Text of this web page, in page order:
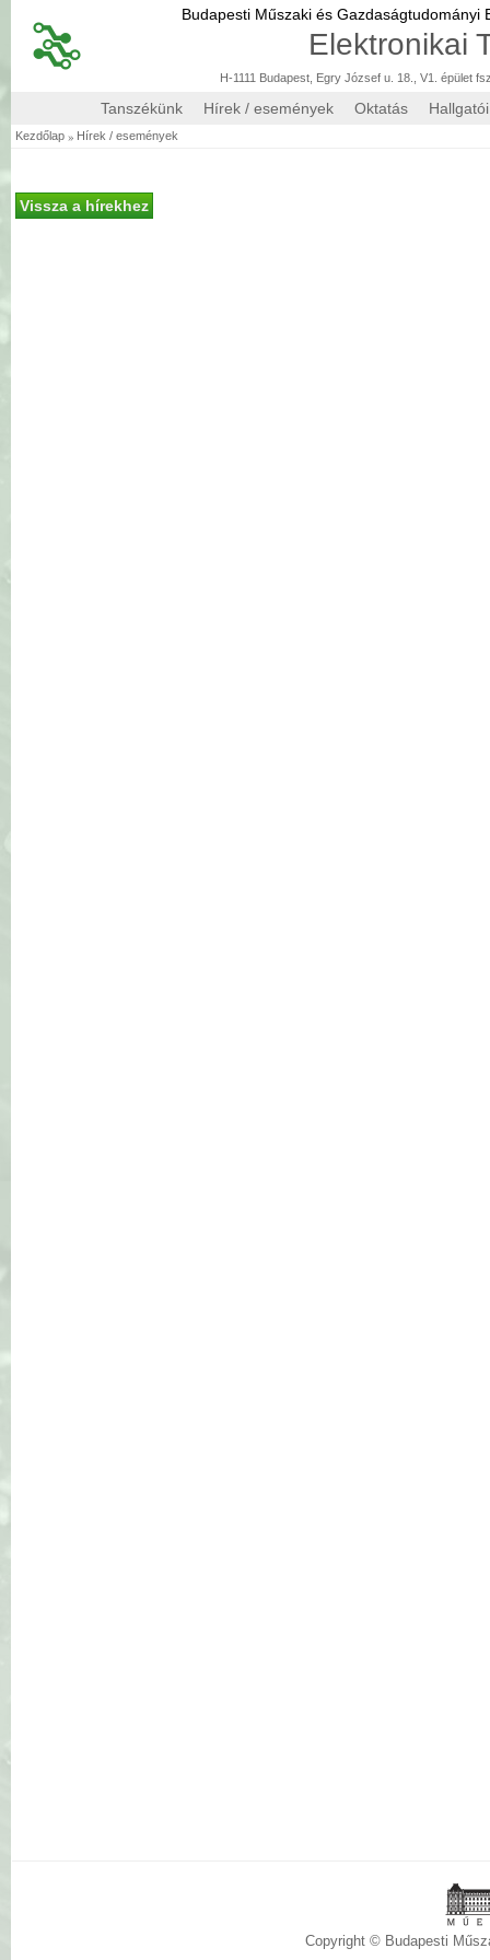
Budapesti Műszaki és Gazdaságtudományi
Elektronikai
H-1111 Budapest, Egry József u. 18., V1. épület
Tanszékünk Hírek / események Oktatás
Kezdőlap » Hírek / események
Vissza a hírekhez
Copyright © Budapesti